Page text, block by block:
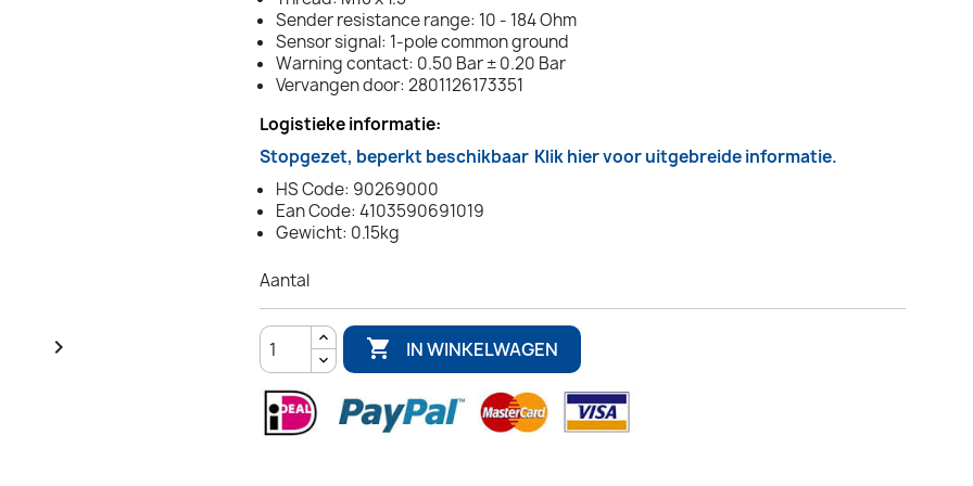

Sender resistance range: 10 - 184 Ohm
Sensor signal: 1-pole common ground
Warning contact: 0.50 Bar ± 0.20 Bar
Vervangen door: 2801126173351
Logistieke informatie:
Stopgezet, beperkt beschikbaar Klik hier voor uitgebreide informatie.
HS Code: 90269000
Ean Code: 4103590691019
Gewicht: 0.15kg
Aantal
 IN WINKELWAGEN